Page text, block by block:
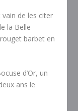
vain de les citer
la Belle
barbet en
d’Or, un
ans le